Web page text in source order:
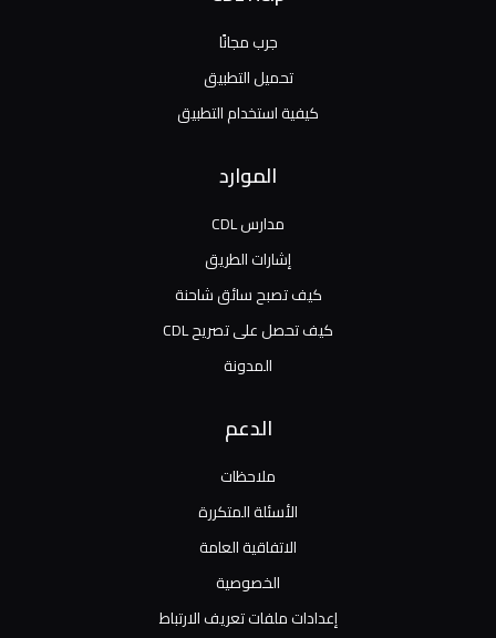
جرب مجانًا
تحميل التطبيق
كيفية استخدام التطبيق
الموارد
مدارس CDL
إشارات الطريق
كيف تصبح سائق شاحنة
كيف تحصل على تصريح CDL
المدونة
الدعم
ملاحظات
الأسئلة المتكررة
الاتفاقية العامة
الخصوصية
إعدادات ملفات تعريف الارتباط